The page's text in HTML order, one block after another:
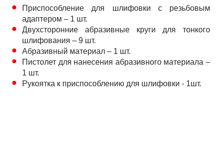
Приспособление для шлифовки с резьбовым
адаптером – 1 шт.
Двухсторонние абразивные круги для тонкого
шлифования – 9 шт.
Абразивный материал – 1 шт.
Пистолет для нанесения абразивного материала –
1 шт.
Рукоятка к приспособлению для шлифовки - 1шт.